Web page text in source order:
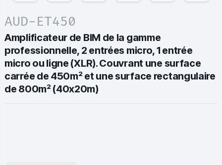
AUD-ET450
Amplificateur de BIM de la gamme
professionnelle, 2 entrées micro, 1 entrée
micro ou ligne (XLR). Couvrant une surface
carrée de 450m² et une surface rectangulaire
de 800m² (40x20m)